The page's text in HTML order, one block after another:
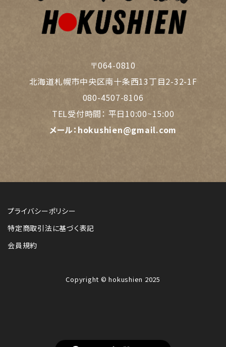
〒064-0810
北海道札幌市中央区南十条西13丁目2-32-1F
080-4507-8106
TEL受付時間： 平日10:00~15:00
メール： hokushien@gmail.com
プライバシーポリシー
特定商取引法に基づく表記
会員規約
Copyright © hokushien 2025